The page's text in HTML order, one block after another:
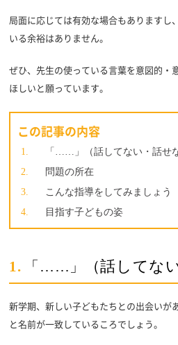
局面に応じては有効な場合もありますし
いる余裕はありません。
ぜひ、先生の使っている言葉を意図的・
ほしいと願っています。
この記事の内容
「……」（話してない・話せ
問題の所在
こんな指導をしてみましょう
目指す子どもの姿
1. 「……」 （話してな
新学期、新しい子どもたちとの出会いが
と名前が一致しているころでしょう。